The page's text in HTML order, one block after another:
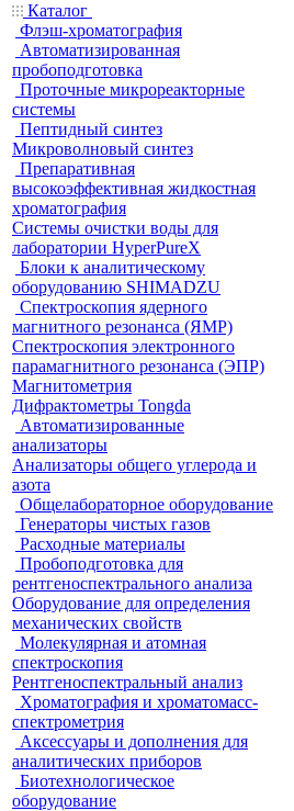
Каталог
Флэш-хроматография
Автоматизированная
пробоподготовка
Проточные микрореакторные
системы
Пептидный синтез
Микроволновый синтез
Препаративная
высокоэффективная жидкостная
хроматография
Системы очистки воды для
лаборатории HyperPureX
Блоки к аналитическому
оборудованию SHIMADZU
Спектроскопия ядерного
магнитного резонанса (ЯМР)
Спектроскопия электронного
парамагнитного резонанса (ЭПР)
Магнитометрия
Дифрактометры Tongda
Автоматизированные
анализаторы
Анализаторы общего углерода и
азота
Общелабораторное оборудование
Генераторы чистых газов
Расходные материалы
Пробоподготовка для
рентгеноспектрального анализа
Оборудование для определения
механических свойств
Молекулярная и атомная
спектроскопия
Рентгеноспектральный анализ
Хроматография и хроматомасс-
спектрометрия
Аксессуары и дополнения для
аналитических приборов
Биотехнологическое
оборудование